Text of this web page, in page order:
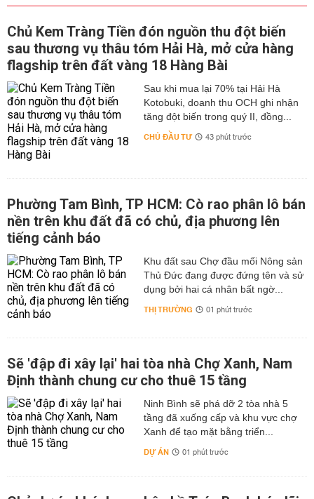
Chủ Kem Tràng Tiền đón nguồn thu đột biến
sau thương vụ thâu tóm Hải Hà, mở cửa hàng
flagship trên đất vàng 18 Hàng Bài
Sau khi mua lại 70% tại Hải Hà
Kotobuki, doanh thu OCH ghi nhận
tăng đột biến trong quý II, đồng...
CHỦ ĐẦU TƯ 43 phút trước
Phường Tam Bình, TP HCM: Cò rao phân lô bán
nền trên khu đất đã có chủ, địa phương lên
tiếng cảnh báo
Khu đất sau Chợ đầu mối Nông sản
Thủ Đức đang được đứng tên và sử
dụng bởi hai cá nhân bất ngờ...
THỊ TRƯỜNG 01 phút trước
Sẽ 'đập đi xây lại' hai tòa nhà Chợ Xanh, Nam
Định thành chung cư cho thuê 15 tầng
Ninh Bình sẽ phá dỡ 2 tòa nhà 5
tầng đã xuống cấp và khu vực chợ
Xanh để tạo mặt bằng triển...
DỰ ÁN 01 phút trước